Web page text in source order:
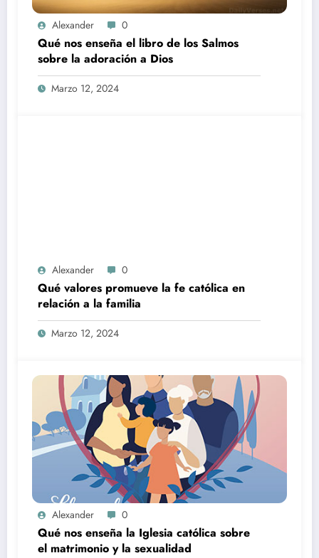
Alexander 0
Qué nos enseña el libro de los Salmos
sobre la adoración a Dios
Marzo 12, 2024
Alexander 0
Qué valores promueve la fe católica en
relación a la familia
Marzo 12, 2024
Alexander 0
Qué nos enseña la Iglesia católica sobre
el matrimonio y la sexualidad